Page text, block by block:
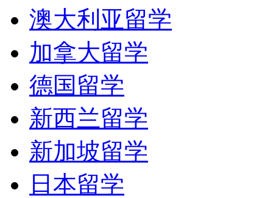
澳大利亚留学
加拿大留学
德国留学
新西兰留学
新加坡留学
日本留学